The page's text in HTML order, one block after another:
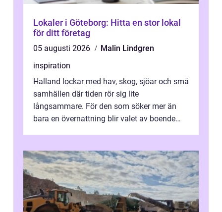
Lokaler i Göteborg: Hitta en stor lokal
för ditt företag
05 augusti 2026
Malin Lindgren
inspiration
Halland lockar med hav, skog, sjöar och små
samhällen där tiden rör sig lite
långsammare. För den som söker mer än
bara en övernattning blir valet av boende